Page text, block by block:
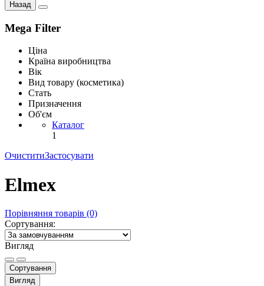
Назад
Mega Filter
Ціна
Країна виробництва
Вік
Вид товару (косметика)
Стать
Призначення
Об'єм
Каталог
1
ОчиститиЗастосувати
Elmex
Порівняння товарів (0)
Сортування:
Вигляд
Сортування
Вигляд